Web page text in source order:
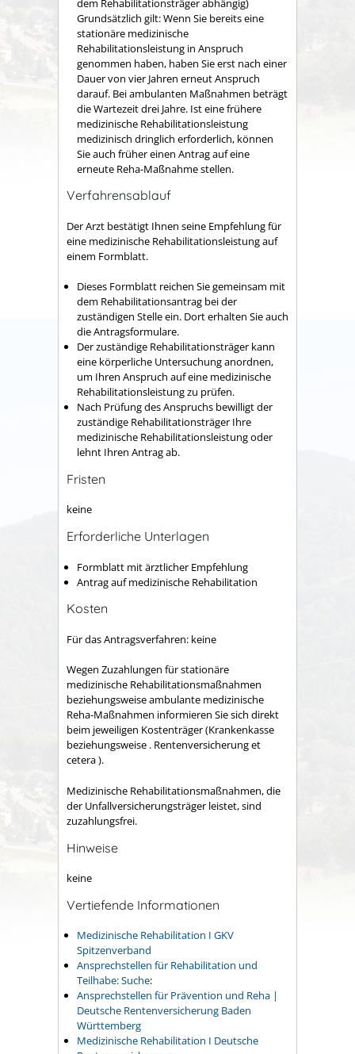
Grundsätzlich gilt:Wenn Sie bereits eine
stationäre medizinische
Rehabilitationsleistung in Anspruch
genommen haben, haben Sie erst nach einer
Dauer von vier Jahren erneut Anspruch
darauf. Bei ambulanten Maßnahmen beträgt
die Wartezeit drei Jahre. Ist eine frühere
medizinische Rehabilitationsleistung
medizinisch dringlich erforderlich, können
Sie auch früher einen Antrag auf eine
erneute Reha-Maßnahme stellen.
Verfahrensablauf
Der Arzt bestätigt Ihnen seine Empfehlung für
eine medizinische Rehabilitationsleistung auf
einem Formblatt.
Dieses Formblatt reichen Sie gemeinsam mit
dem Rehabilitationsantrag bei der
zuständigen Stelle ein. Dort erhalten Sie auch
die Antragsformulare.
Der zuständige Rehabilitationsträger kann
eine körperliche Untersuchung anordnen,
um Ihren Anspruch auf eine medizinische
Rehabilitationsleistung zu prüfen.
Nach Prüfung des Anspruchs bewilligt der
zuständige Rehabilitationsträger Ihre
medizinische Rehabilitationsleistung oder
lehnt Ihren Antrag ab.
Fristen
keine
Erforderliche Unterlagen
Formblatt mit ärztlicher Empfehlung
Antrag auf medizinische Rehabilitation
Kosten
Für das Antragsverfahren: keine
Wegen Zuzahlungen für stationäre
medizinische Rehabilitationsmaßnahmen
beziehungsweise ambulante medizinische
Reha-Maßnahmen informieren Sie sich direkt
beim jeweiligen Kostenträger (Krankenkasse
beziehungsweise . Rentenversicherung et
cetera ).
Medizinische Rehabilitationsmaßnahmen, die
der Unfallversicherungsträger leistet, sind
zuzahlungsfrei.
Hinweise
keine
Vertiefende Informationen
Medizinische Rehabilitation I GKV
Spitzenverband
Ansprechstellen für Rehabilitation und
Teilhabe: Suche:
Ansprechstellen für Prävention und Reha |
Deutsche Rentenversicherung Baden
Württemberg
Medizinische Rehabilitation I Deutsche